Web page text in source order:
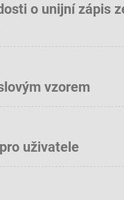
o unijní zápis
vzorem
uživatele